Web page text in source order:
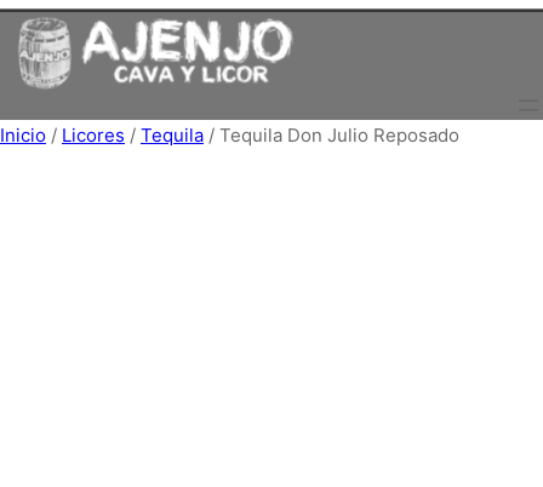
Saltar
contenido
Inicio / Licores / Tequila / Tequila Don Julio Reposado